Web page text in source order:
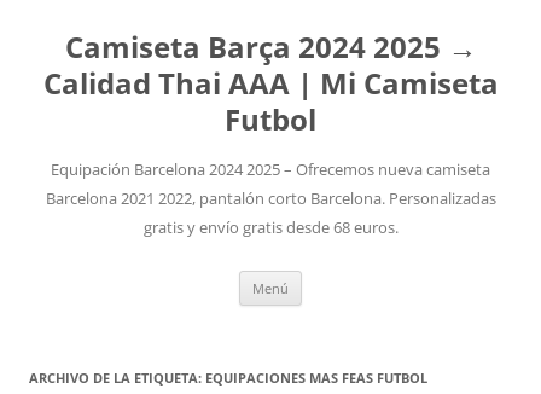
Camiseta Barça 2024 2025 →
Calidad Thai AAA | Mi Camiseta
Futbol
Equipación Barcelona 2024 2025 – Ofrecemos nueva camiseta
Barcelona 2021 2022, pantalón corto Barcelona. Personalizadas
gratis y envío gratis desde 68 euros.
Menú
ARCHIVO DE LA ETIQUETA: EQUIPACIONES MAS FEAS FUTBOL